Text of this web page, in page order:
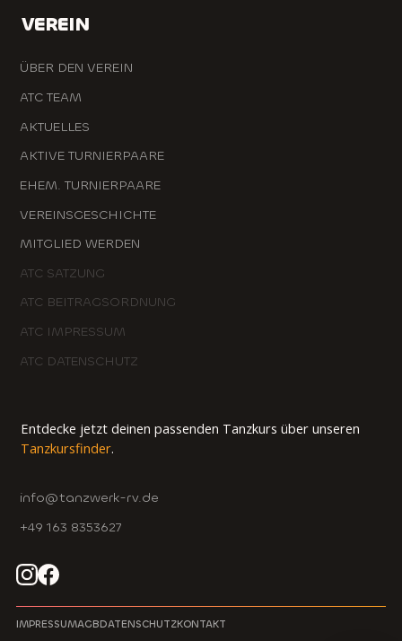
VEREIN
ÜBER DEN VEREIN
ATC TEAM
AKTUELLES
AKTIVE TURNIERPAARE
EHEM. TURNIERPAARE
VEREINSGESCHICHTE
MITGLIED WERDEN
ATC SATZUNG
ATC BEITRAGSORDNUNG
ATC IMPRESSUM
ATC DATENSCHUTZ
Entdecke jetzt deinen passenden Tanzkurs über unseren
Tanzkursfinder.
info@tanzwerk-rv.de
+49 163 8353627
IMPRESSUMAGBDATENSCHUTZKONTAKT